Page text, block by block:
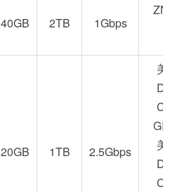
40GB 2TB 1Gbps
20GB 1TB 2.5Gbps